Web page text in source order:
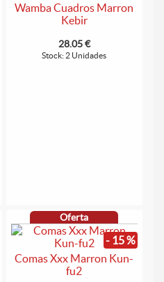
Wamba Cuadros Marron
Kebir
28.05 €
Stock: 2 Unidades
Oferta
- 15 %
Comas Xxx Marron Kun-
fu2